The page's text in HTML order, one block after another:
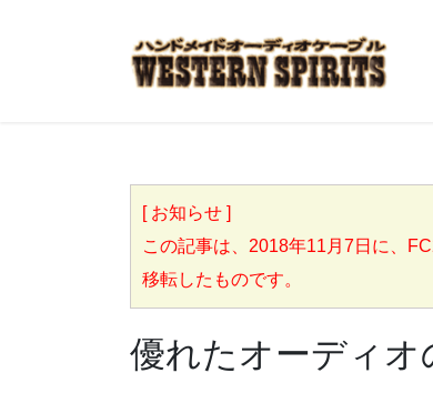
[ お知らせ ]
この記事は、2018年11月7日に、
移転したものです。
優れたオーディオ